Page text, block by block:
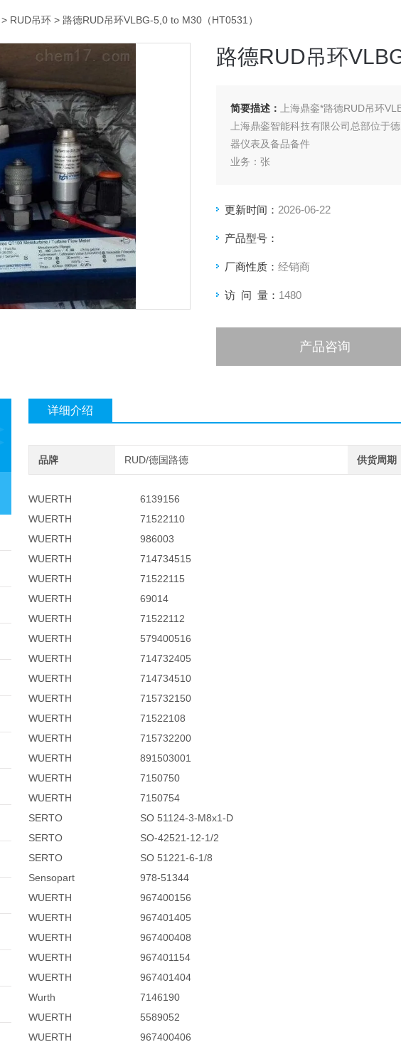
> RUD吊环 > 路德RUD吊环VLBG-5,0 to M30（HT0531）
路德RUD吊环
简要描述：
上海鼎銮*路德RUD吊环
上海鼎銮智能科技有限公司总部位于
器仪表及备品备件
业务：张
更新时间： 2026-06-22
产品型号：
厂商性质： 经销商
访 问 量： 1480
产品咨询
详细介绍
品牌 RUD/德国路德 供货周期
WUERTH
6139156
WUERTH
71522110
WUERTH
986003
WUERTH
714734515
WUERTH
71522115
WUERTH
69014
WUERTH
71522112
WUERTH
579400516
WUERTH
714732405
WUERTH
714734510
WUERTH
715732150
WUERTH
71522108
WUERTH
715732200
WUERTH
891503001
WUERTH
7150750
WUERTH
7150754
SERTO
SO 51124-3-M8x1-D
SERTO
SO-42521-12-1/2
SERTO
SO 51221-6-1/8
Sensopart
978-51344
WUERTH
967400156
WUERTH
967401405
WUERTH
967400408
WUERTH
967401154
WUERTH
967401404
Wurth
7146190
WUERTH
5589052
WUERTH
967400406